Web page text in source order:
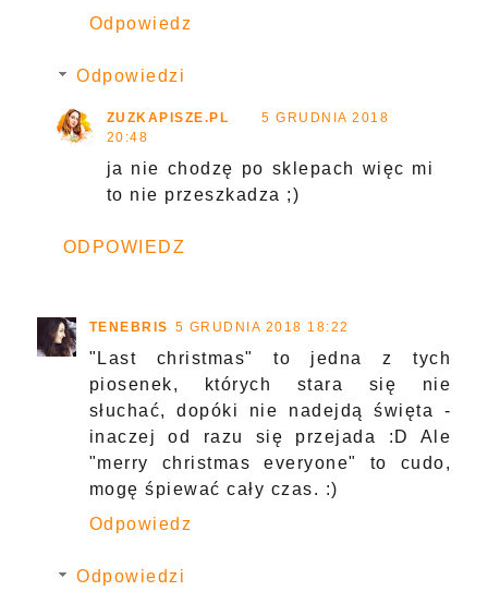
Odpowiedz
Odpowiedzi
ZUZKAPISZE.PL
5 GRUDNIA 2018
20:48
ja nie chodzę po sklepach więc mi
to nie przeszkadza ;)
ODPOWIEDZ
TENEBRIS 5 GRUDNIA 2018 18:22
"Last christmas" to jedna z tych
piosenek, których stara się nie
słuchać, dopóki nie nadejdą święta -
inaczej od razu się przejada :D Ale
"merry christmas everyone" to cudo,
mogę śpiewać cały czas. :)
Odpowiedz
Odpowiedzi